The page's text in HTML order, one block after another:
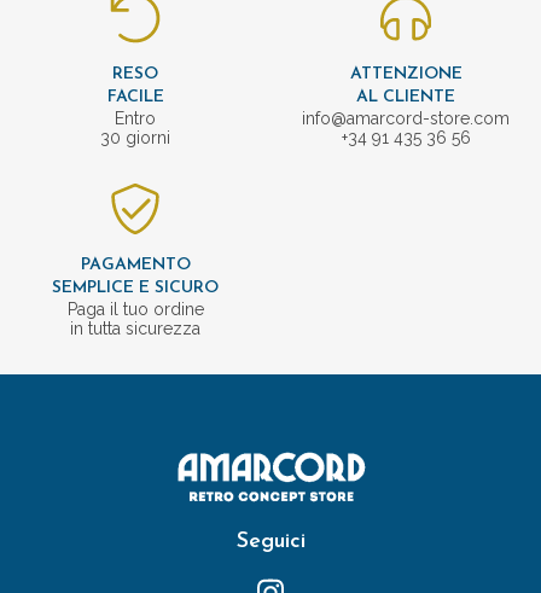
RESO
FACILE
Entro
30 giorni
ATTENZIONE
AL CLIENTE
info@amarcord-store.com
+34 91 435 36 56
PAGAMENTO
SEMPLICE E SICURO
Paga il tuo ordine
in tutta sicurezza
Seguici